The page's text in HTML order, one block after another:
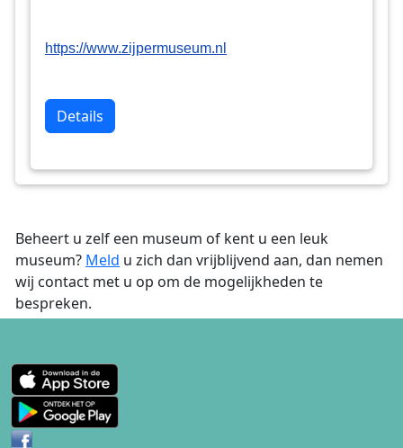
https://www.zijpermuseum.nl
Details
Beheert u zelf een museum of kent u een leuk
museum? Meld u zich dan vrijblijvend aan, dan nemen
wij contact met u op om de mogelijkheden te
bespreken.